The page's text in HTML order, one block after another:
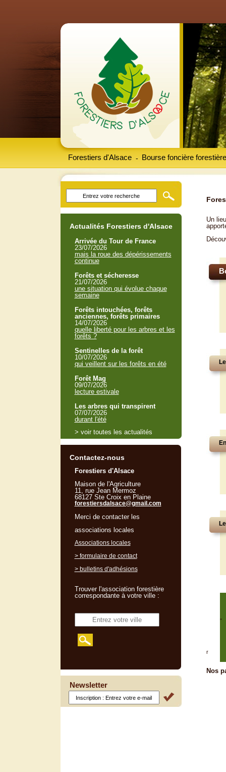
Forestiers d'Alsace Bourse foncière forestière
-
Un
"
r
Nos
Actualités Forestiers d'Alsace
Arrivée du Tour de France
23/07/2026
mais la roue des dépérissements
continue
Forêts et sécheresse
21/07/2026
une situation qui évolue chaque
semaine
Forêts intouchées, forêts
anciennes, forêts primaires
14/07/2026
quelle liberté pour les arbres et les
forêts ?
Sentinelles de la forêt
10/07/2026
qui veillent sur les forêts en été
Forêt Mag
09/07/2026
lecture estivale
Les arbres qui transpirent
07/07/2026
durant l'été
> voir toutes les actualités
Contactez-nous
Forestiers d'Alsace
Maison de l'Agriculture
11, rue Jean Mermoz
68127 Ste Croix en Plaine
forestiersdalsace@gmail.com
Merci de contacter les
associations locales
Associations locales
> formulaire de contact
> bulletins d'adhésions
Trouver l'association forestière
correspondante à votre ville :
Newsletter